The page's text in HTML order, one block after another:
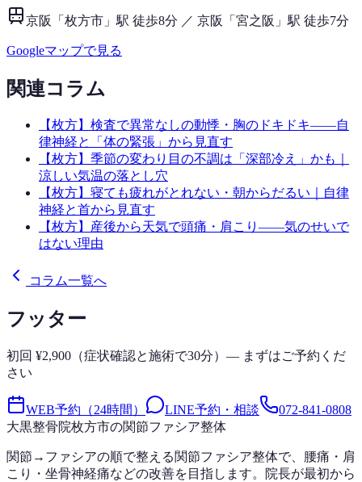
京阪「枚方市」駅 徒歩8分 ／ 京阪「宮之阪」駅 徒歩7分
Googleマップで見る
関連コラム
【枚方】検査で異常なしの動悸・胸のドキドキ——自
律神経と「体の緊張」から見直す
【枚方】季節の変わり目の不調は「深部冷え」かも｜
涼しい気温の落とし穴
【枚方】寝ても疲れがとれない・朝からだるい｜自律
神経と首から見直す
【枚方】産後から天気で頭痛・肩こり——気のせいで
はない理由
コラム一覧へ
フッター
初回 ¥2,900（症状確認と施術で30分）— まずはご予約くだ
さい
WEB予約（24時間） LINE予約・相談
072-841-0808
大黒整骨院枚方市の関節ファシア整体
関節→ファシアの順で整える関節ファシア整体で、腰痛・肩
こり・坐骨神経痛などの改善を目指します。院長が最初から